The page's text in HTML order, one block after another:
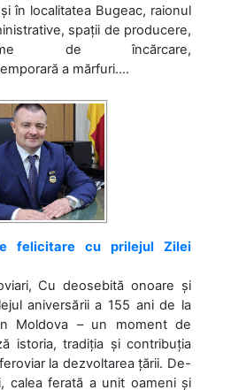
în localitatea Bugeac, raionul
spații de producere,
de încărcare,
a mărfuri....
felicitare cu prilejul Zilei
Cu deosebită onoare și
aniversării a 155 ani de la
Moldova – un moment de
istoria, tradiția și contribuția
la dezvoltarea țării. De-
calea ferată a unit oameni și